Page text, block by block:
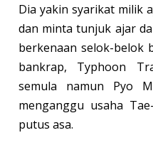
Dia yakin syarikat milik
dan minta tunjuk ajar
berkenaan selok-belok
bankrap, Typhoon
semula namun Pyo
menganggu usaha
putus asa.